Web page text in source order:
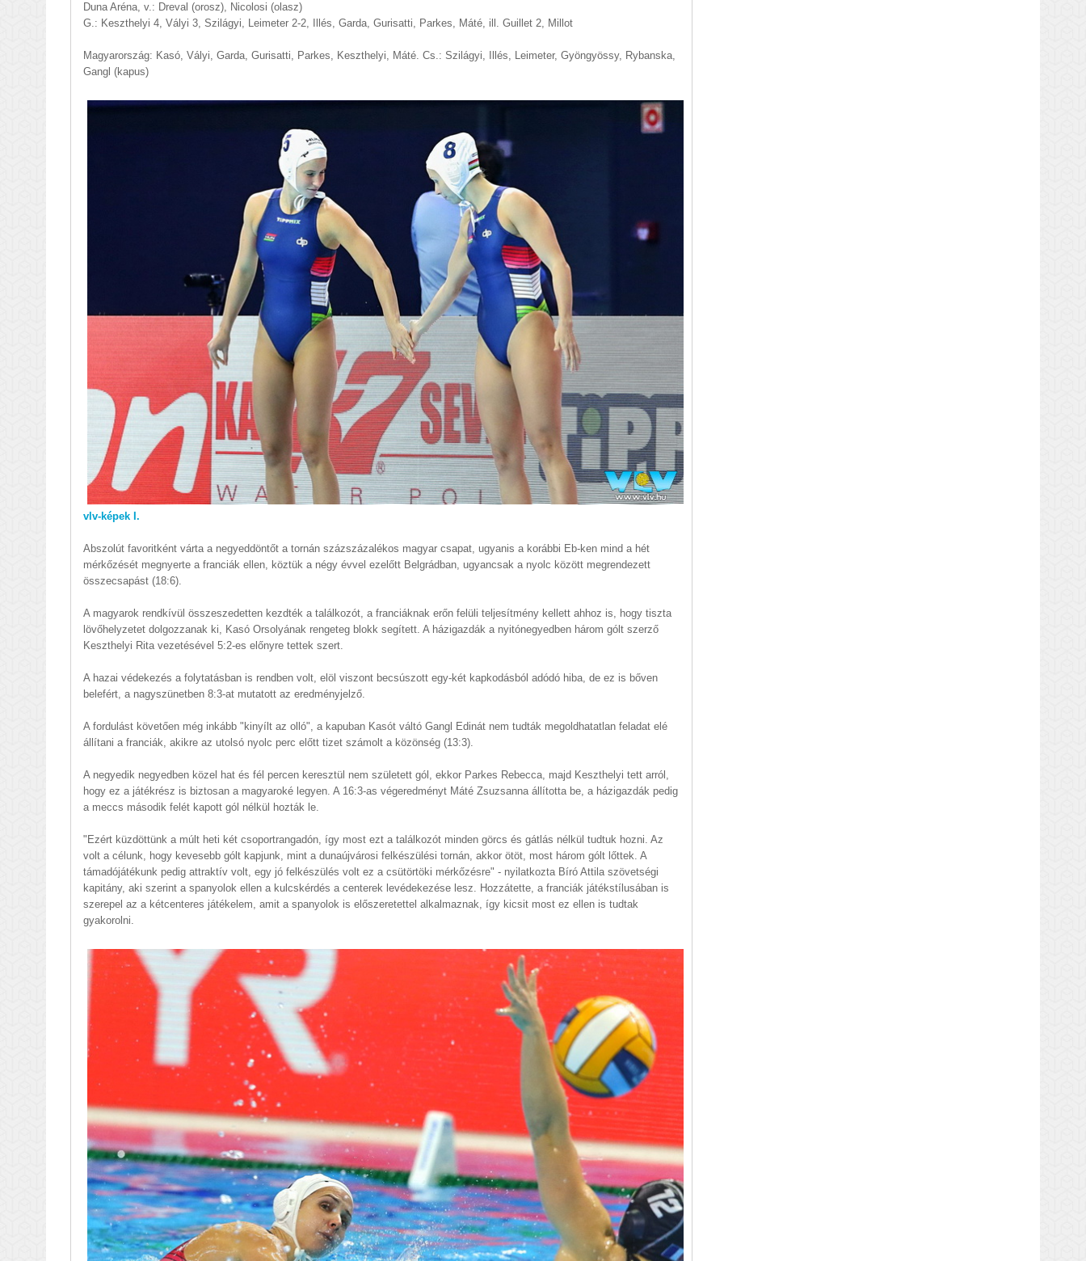
Duna Aréna, v.: Dreval (orosz), Nicolosi (olasz)
G.: Keszthelyi 4, Vályi 3, Szilágyi, Leimeter 2-2, Illés, Garda, Gurisatti, Parkes, Máté, ill. Guillet 2, Millot
Magyarország: Kasó, Vályi, Garda, Gurisatti, Parkes, Keszthelyi, Máté. Cs.: Szilágyi, Illés, Leimeter, Gyöngyössy, Rybanska,
Gangl (kapus)
vlv-képek I.
Abszolút favoritként várta a negyeddöntőt a tornán százszázalékos magyar csapat, ugyanis a korábbi Eb-ken mind a hét
mérkőzését megnyerte a franciák ellen, köztük a négy évvel ezelőtt Belgrádban, ugyancsak a nyolc között megrendezett
összecsapást (18:6).
A magyarok rendkívül összeszedetten kezdték a találkozót, a franciáknak erőn felüli teljesítmény kellett ahhoz is, hogy tiszta
lövőhelyzetet dolgozzanak ki, Kasó Orsolyának rengeteg blokk segített. A házigazdák a nyitónegyedben három gólt szerző
Keszthelyi Rita vezetésével 5:2-es előnyre tettek szert.
A hazai védekezés a folytatásban is rendben volt, elöl viszont becsúszott egy-két kapkodásból adódó hiba, de ez is bőven
belefért, a nagyszünetben 8:3-at mutatott az eredményjelző.
A fordulást követően még inkább "kinyílt az olló", a kapuban Kasót váltó Gangl Edinát nem tudták megoldhatatlan feladat elé
állítani a franciák, akikre az utolsó nyolc perc előtt tizet számolt a közönség (13:3).
A negyedik negyedben közel hat és fél percen keresztül nem született gól, ekkor Parkes Rebecca, majd Keszthelyi tett arról,
hogy ez a játékrész is biztosan a magyaroké legyen. A 16:3-as végeredményt Máté Zsuzsanna állította be, a házigazdák pedig
a meccs második felét kapott gól nélkül hozták le.
"Ezért küzdöttünk a múlt heti két csoportrangadón, így most ezt a találkozót minden görcs és gátlás nélkül tudtuk hozni. Az
volt a célunk, hogy kevesebb gólt kapjunk, mint a dunaújvárosi felkészülési tornán, akkor ötöt, most három gólt lőttek. A
támadójátékunk pedig attraktív volt, egy jó felkészülés volt ez a csütörtöki mérkőzésre" - nyilatkozta Bíró Attila szövetségi
kapitány, aki szerint a spanyolok ellen a kulcskérdés a centerek levédekezése lesz. Hozzátette, a franciák játékstílusában is
szerepel az a kétcenteres játékelem, amit a spanyolok is előszeretettel alkalmaznak, így kicsit most ez ellen is tudtak
gyakorolni.